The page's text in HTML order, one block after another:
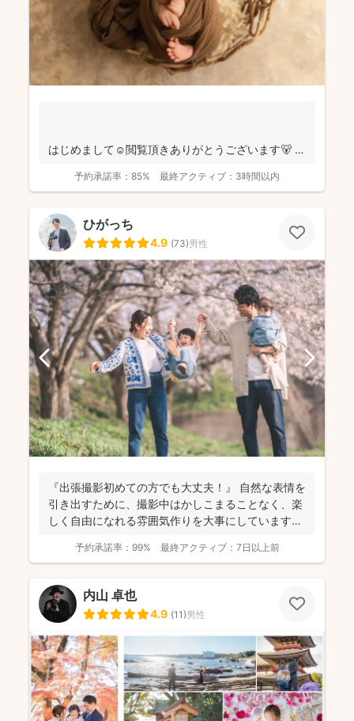
はじめまして☺️閲覧頂きありがとうございます🐻
予約承諾率： 85% 最終アクティブ： 3時間以内
ひがっち
4.9 (73)男性
『出張撮影初めての方でも大丈夫！』 自然な表情を
引き出すために、撮影中はかしこまることなく、楽
しく自由になれる雰囲気作りを大事にしています＾
予約承諾率： 99% 最終アクティブ： 7日以上前
内山 卓也
4.9 (11)男性